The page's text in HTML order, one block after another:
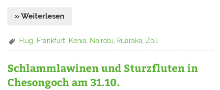
» Weiterlesen
Flug Frankfurt Kenia Nairobi Ruaraka ,Zoll
Schlammlawinen und Sturzfluten in
Chesongoch am 31.10.